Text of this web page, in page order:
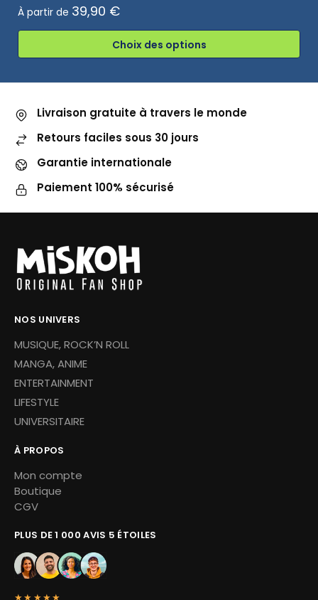
À partir de 39,90 €
Choix des options
Livraison gratuite à travers le monde
Retours faciles sous 30 jours
Garantie internationale
Paiement 100% sécurisé
NOS UNIVERS
MUSIQUE, ROCK’N ROLL
MANGA, ANIME
ENTERTAINMENT
LIFESTYLE
UNIVERSITAIRE
À PROPOS
Mon compte
Boutique
CGV
PLUS DE 1 000 AVIS 5 ÉTOILES